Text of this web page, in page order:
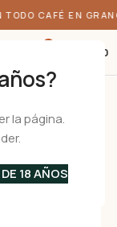
la página.
18 AÑOS
CAFÉ EN GRANO
0.00